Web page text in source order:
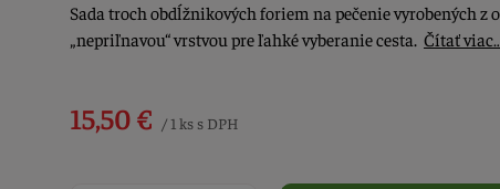
Sada troch obdĺžnikových foriem na pečenie vyrobených z
„nepriľnavou“ vrstvou pre ľahké vyberanie cesta. Čítať
15,50 € / 1 ks s DPH